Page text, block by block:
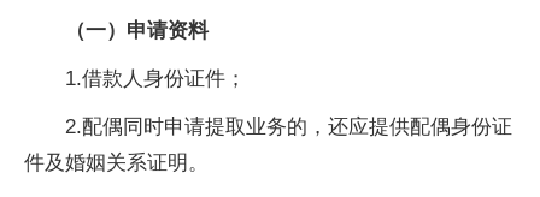
（一）申请资料
1.借款人身份证件；
2.配偶同时申请提取业务的，还应提供配偶身份证
件及婚姻关系证明。